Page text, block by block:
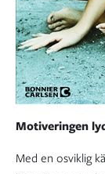
Motiveringen
Med en osviklig